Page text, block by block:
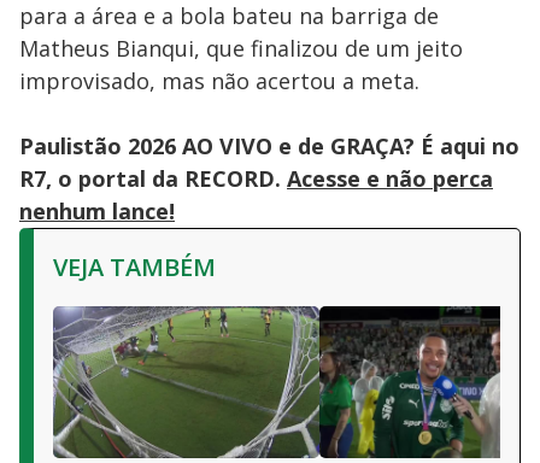
para a área e a bola bateu na barriga de
Matheus Bianqui, que finalizou de um jeito
improvisado, mas não acertou a meta.
Paulistão 2026 AO VIVO e de GRAÇA? É aqui no
R7, o portal da RECORD. Acesse e não perca
nenhum lance!
VEJA TAMBÉM